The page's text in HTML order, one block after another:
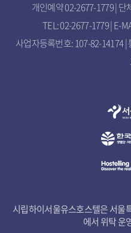
개인예약 02-2677-1779 | 단
TEL: 02-2677-1779 | E-
사업자등록번호: 107-82-14174
시립하이서울유스호스텔은 서울
에서 위탁 운